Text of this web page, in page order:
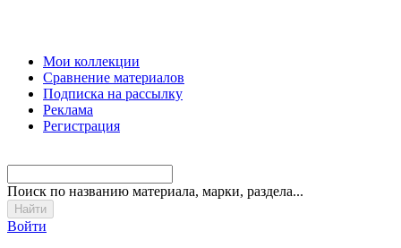
Мои коллекции
Сравнение материалов
Подписка на рассылку
Реклама
Регистрация
Поиск по названию материала, марки, раздела...
Войти